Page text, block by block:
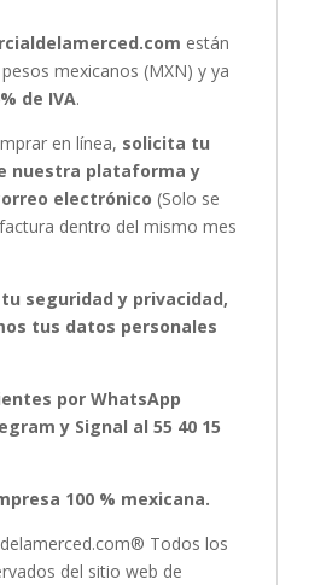
están
mexicanos (MXN) y ya
de IVA.
en línea, solicita tu
nuestra plataforma y
electrónico (Solo se
dentro del mismo mes
seguridad y privacidad,
tus datos personales
por WhatsApp
y Signal al 55 40 15
100 % mexicana.
Todos los
del sitio web de